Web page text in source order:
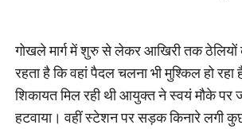
गोखले मार्ग में शुरु से लेकर आखिरी तक ठेलियों
रहता है कि वहां पैदल चलना भी मुश्किल हो रहा
शिकायत मिल रही थी आयुक्त ने स्वयं मौके
हटवाया। वहीं स्टेशन पर सड़क किनारे लगी